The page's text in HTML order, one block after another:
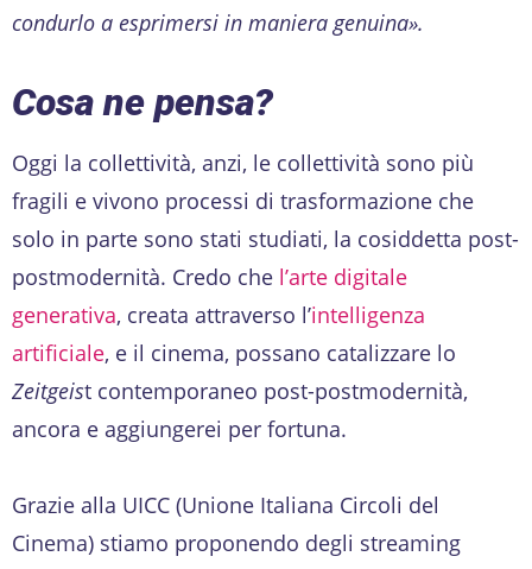
condurlo a esprimersi in maniera genuina».
Cosa ne pensa?
Oggi la collettività, anzi, le collettività sono più
fragili e vivono processi di trasformazione che
solo in parte sono stati studiati, la cosiddetta post-
postmodernità. Credo che l’arte digitale
generativa, creata attraverso l’intelligenza
artificiale, e il cinema, possano catalizzare lo
Zeitgeist contemporaneo post-postmodernità,
ancora e aggiungerei per fortuna.
Grazie alla UICC (Unione Italiana Circoli del
Cinema) stiamo proponendo degli streaming